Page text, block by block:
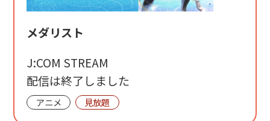
メダリスト
J:COM STREAM
配信は終了しました
アニメ 見放題